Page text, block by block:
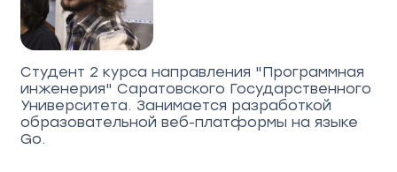
Студент 2 курса направления "Программная
инженерия" Саратовского Государственного
Университета. Занимается разработкой
образовательной веб-платформы на языке
Go.